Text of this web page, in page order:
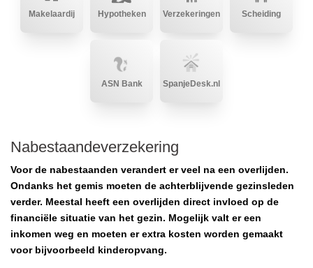
Makelaardij Hypotheken Verzekeringen Scheiding
ASN Bank SpanjeDesk.nl
Nabestaandeverzekering
Voor de nabestaanden verandert er veel na een overlijden.
Ondanks het gemis moeten de achterblijvende gezinsleden
verder. Meestal heeft een overlijden direct invloed op de
financiële situatie van het gezin. Mogelijk valt er een
inkomen weg en moeten er extra kosten worden gemaakt
voor bijvoorbeeld kinderopvang.